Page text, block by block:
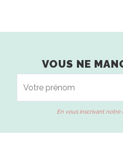
VOUS NE
En vous inscrivant